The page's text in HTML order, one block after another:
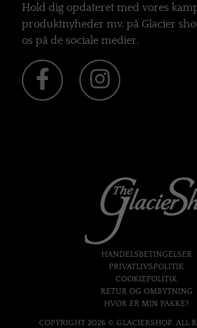
Hold dig opdateret med vores
produktnyheder mv. på Glacier
os på de sociale medier.
HANDELSBETINGELSER
PRIVATLIVSPOLITIK
COOKIEPOLITIK
RETUR OG OMBYTNING
HVOR ER MIN PAKKE?
COPYRIGHT 2026 © GLACIERSHOP. ALL